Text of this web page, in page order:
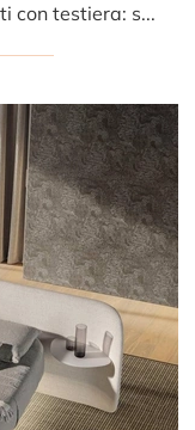
Clicca e ottieni informazioni sui Letti con testiera: se vuoi modelli matrimoniali design, il modello Steel 1717 Lago fa al caso tuo.